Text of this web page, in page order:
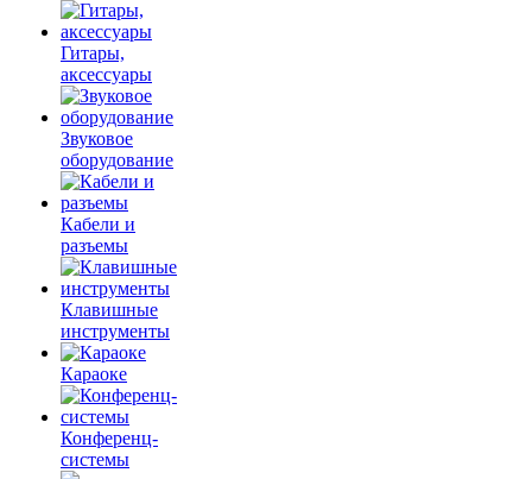
Гитары,
аксессуары
Звуковое
оборудование
Кабели и
разъемы
Клавишные
инструменты
Караоке
Конференц-
системы